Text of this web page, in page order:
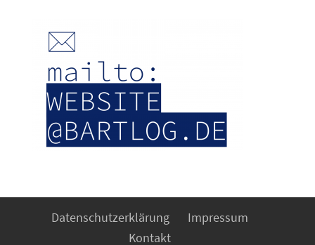
Datenschutzerklärung
Impressum
Kontakt